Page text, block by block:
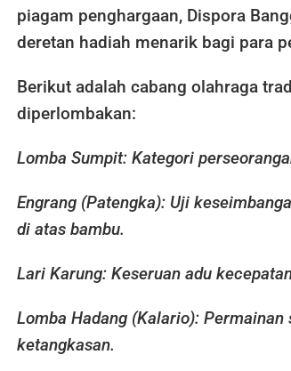
piagam penghargaan, Dispora
deretan hadiah menarik bagi para
Berikut adalah cabang olahraga
diperlombakan:
Lomba Sumpit: Kategori
Engrang (Patengka): Uji
di atas bambu.
Lari Karung: Keseruan adu
Lomba Hadang (Kalario):
ketangkasan.